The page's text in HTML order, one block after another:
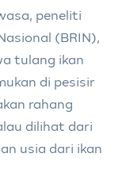
peneliti
(BRIN),
tulang ikan
di pesisir
rahang
dilihat dari
usia dari ikan